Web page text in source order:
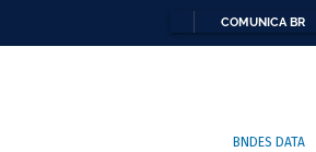
COMUNICA BR
BNDES DATA